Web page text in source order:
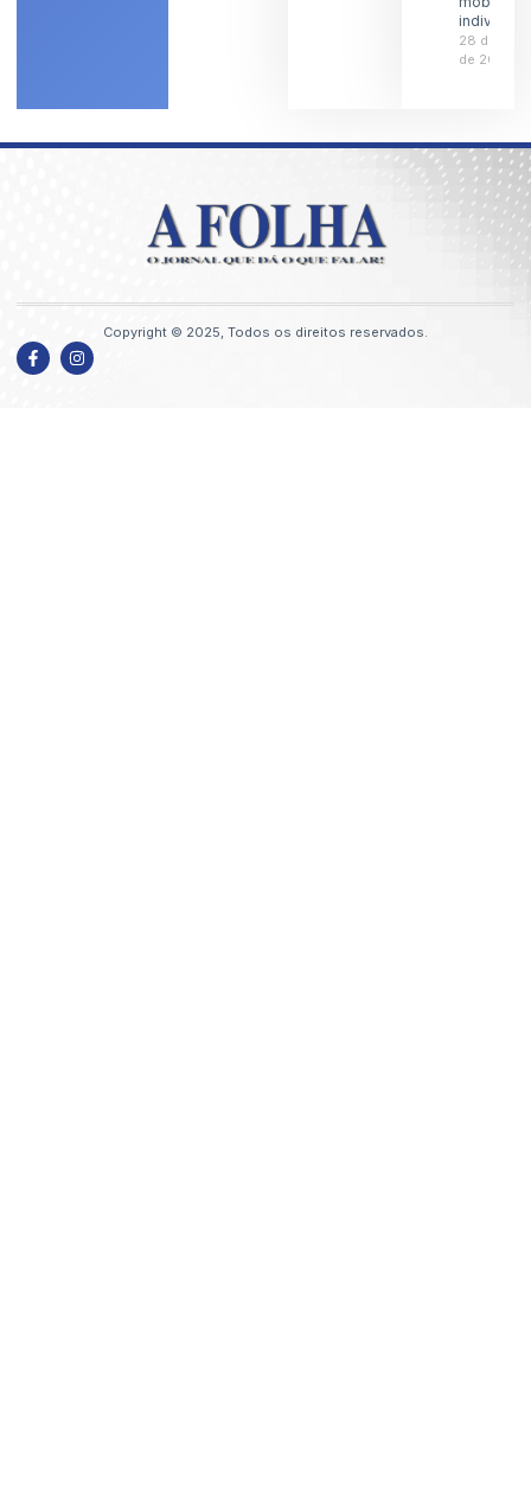
individual
28 de
de 2026
Copyright © 2025, Todos os direitos reservados.